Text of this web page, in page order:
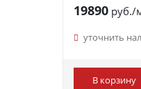
19890руб./
уточнить
В корзину